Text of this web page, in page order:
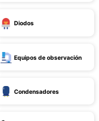
Diodos
Equipos de observación
Condensadores